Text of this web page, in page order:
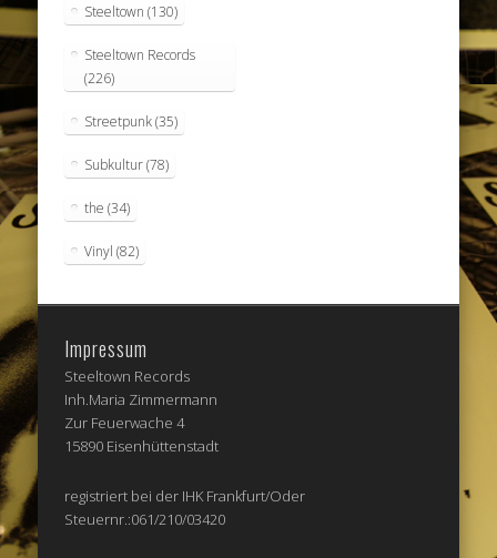
Steeltown (130)
Steeltown Records
(226)
Streetpunk(35)
Subkultur(78)
the (34)
Vinyl (82)
Impressum
Steeltown Records
Inh.Maria Zimmermann
Zur Feuerwache 4
15890 Eisenhüttenstadt
registriert bei der IHK Frankfurt/Oder
Steuernr.:061/210/03420